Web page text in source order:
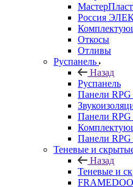
МастерПласт
Россия
Откосы
Отливы
Руспанель
Назад
Руспанель
Панели RPG
Панели RPG
Панели RPG
Теневые и
Назад
Теневые и